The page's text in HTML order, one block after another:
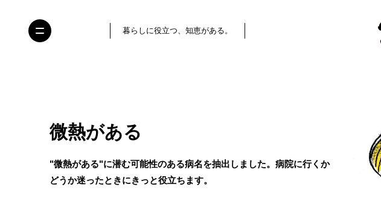
暮らしに役立つ、知恵がある。
微熱がある
"微熱がある"に潜む可能性のある病名を抽出しました。病院に行くか
どうか迷ったときにきっと役立ちます。